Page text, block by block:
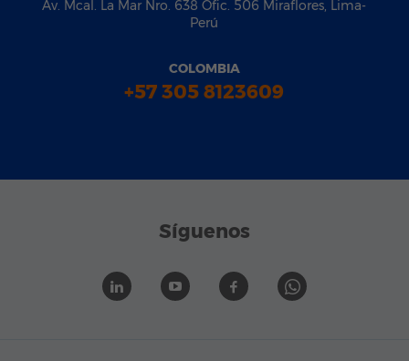
Av. Mcal. La Mar Nro. 638 Ofic. 506 Miraflores, Lima-
Perú
COLOMBIA
+57 305 8123609
Síguenos